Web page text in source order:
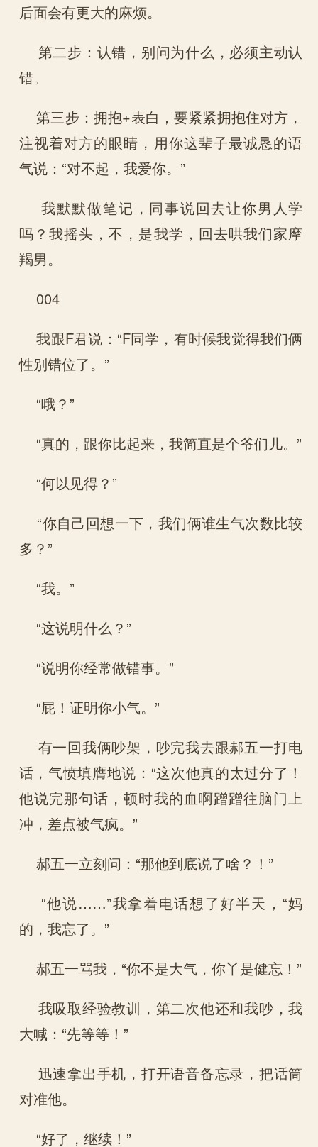
后面会有更大的麻烦。
第二步：认错，别问为什么，必须主动认
错。
第三步：拥抱+表白，要紧紧拥抱住对方，
注视着对方的眼睛，用你这辈子最诚恳的语
气说：“对不起，我爱你。”
我默默做笔记，同事说回去让你男人学
吗？我摇头，不，是我学，回去哄我们家摩
羯男。
004
我跟F君说：“F同学，有时候我觉得我们俩
性别错位了。”
“哦？”
“真的，跟你比起来，我简直是个爷们儿。”
“何以见得？”
“你自己回想一下，我们俩谁生气次数比较
多？”
“我。”
“这说明什么？”
“说明你经常做错事。”
“屁！证明你小气。”
有一回我俩吵架，吵完我去跟郝五一打电
话，气愤填膺地说：“这次他真的太过分了！
他说完那句话，顿时我的血啊蹭蹭往脑门上
冲，差点被气疯。”
郝五一立刻问：“那他到底说了啥？！”
“他说……”我拿着电话想了好半天，“妈
的，我忘了。”
郝五一骂我，“你不是大气，你丫是健忘！”
我吸取经验教训，第二次他还和我吵，我
大喊：“先等等！”
迅速拿出手机，打开语音备忘录，把话筒
对准他。
“好了，继续！”